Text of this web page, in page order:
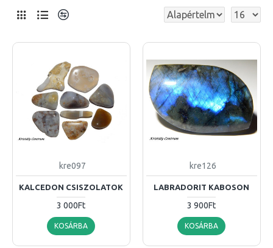
kre097
KALCEDON CSISZOLATOK
3 000Ft
KOSÁRBA
kre126
LABRADORIT KABOSON
3 900Ft
KOSÁRBA